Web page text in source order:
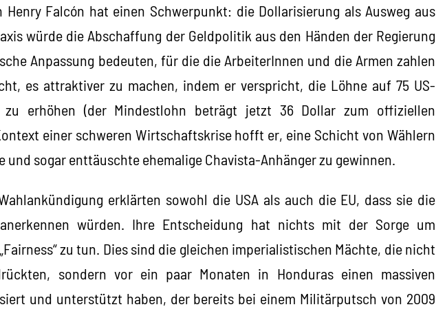
Henry Falcón hat einen Schwerpunkt: die Dollarisierung als Ausweg aus
würde die Abschaffung der Geldpolitik aus den Händen der Regierung
Anpassung bedeuten, für die die ArbeiterInnen und die Armen zahlen
es attraktiver zu machen, indem er verspricht, die Löhne auf 75 US-
erhöhen (der Mindestlohn beträgt jetzt 36 Dollar zum offiziellen
einer schweren Wirtschaftskrise hofft er, eine Schicht von Wählern
und sogar enttäuschte ehemalige Chavista-Anhänger zu gewinnen.
erklärten sowohl die USA als auch die EU, dass sie die
würden. Ihre Entscheidung hat nichts mit der Sorge um
„Fairness“ zu tun. Dies sind die gleichen imperialistischen Mächte, die nicht
sondern vor ein paar Monaten in Honduras einen massiven
und unterstützt haben, der bereits bei einem Militärputsch von 2009